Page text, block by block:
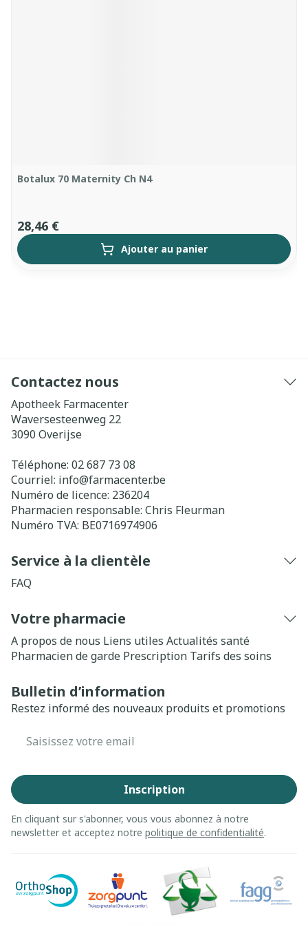
Botalux 70 Maternity Ch N4
28,46 €
Ajouter au panier
Contactez nous
Apotheek Farmacenter
Waversesteenweg 22
3090 Overijse
Téléphone: 02 687 73 08
Courriel: info@farmacenter.be
Numéro de licence: 236204
Pharmacien responsable: Chris Fleurman
Numéro TVA: BE0716974906
Service à la clientèle
FAQ
Votre pharmacie
A propos de nous Liens utiles Actualités santé
Pharmacien de garde Prescription Tarifs des soins
Bulletin d’information
Restez informé des nouveaux produits et promotions
Inscription
En cliquant sur s'abonner, vous vous abonnez à notre
newsletter et acceptez notre politique de confidentialité.